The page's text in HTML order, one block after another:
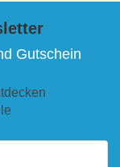
Gutschein